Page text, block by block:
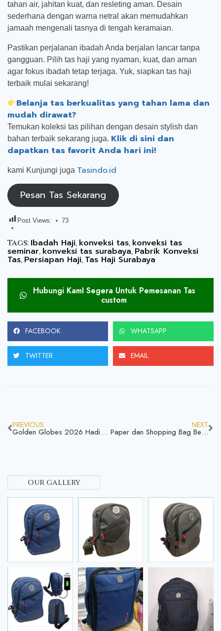
tahan air, jahitan kuat, dan resleting aman. Desain
sederhana dengan warna netral akan memudahkan
jamaah mengenali tasnya di tengah keramaian.
Pastikan perjalanan ibadah Anda berjalan lancar tanpa
gangguan. Pilih tas haji yang nyaman, kuat, dan aman
agar fokus ibadah tetap terjaga. Yuk, siapkan tas haji
terbaik mulai sekarang!
Belanja tas berkualitas yang tahan lama dan
mudah dirawat?
Temukan koleksi tas pilihan dengan desain stylish dan
bahan terbaik sekarang juga. Klik di sini dan
dapatkan tas favorit Anda hari ini!
kami Kunjungi juga Tasindo.id
Pesan Tas Sekarang
Post Views: 73
Tags: Ibadah Haji, konveksi tas, konveksi tas
seminar, konveksi tas surabaya, Pabrik Konveksi
Tas, Persiapan Haji, Tas Haji Surabaya
Hubungi KamI Segera Untuk Pemesanan Tas
custom
FACEBOOK WHATSAPP
TWITTER EMAIL
PREVIOUS
Golden Globes 2026 Hadiah Tas Pamer Kemewahan
NEXT
Paper dan Shopping Bag Bedanya & Mana yang Lebih Tepat?
our gallery